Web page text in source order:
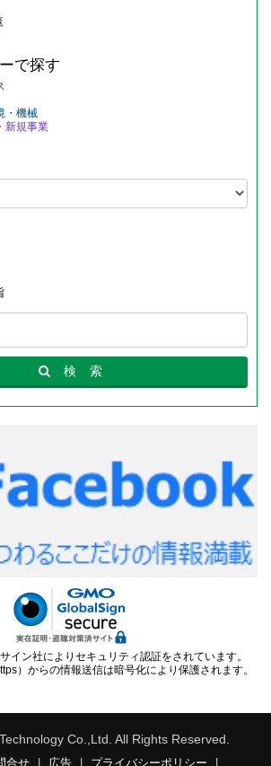
で探す
・機械
新規事業
検 索
イン社によりセキュリティ認証をされています。
）からの情報送信は暗号化により保護されます。
Co.,Ltd. All Rights Reserved.